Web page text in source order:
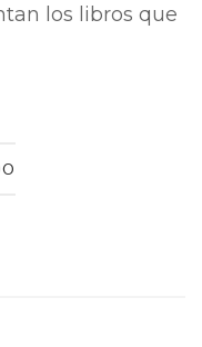
los libros que